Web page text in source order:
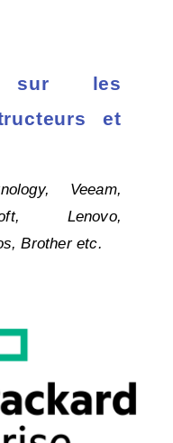
sur les
et
Veeam,
Lenovo,
Brother etc.